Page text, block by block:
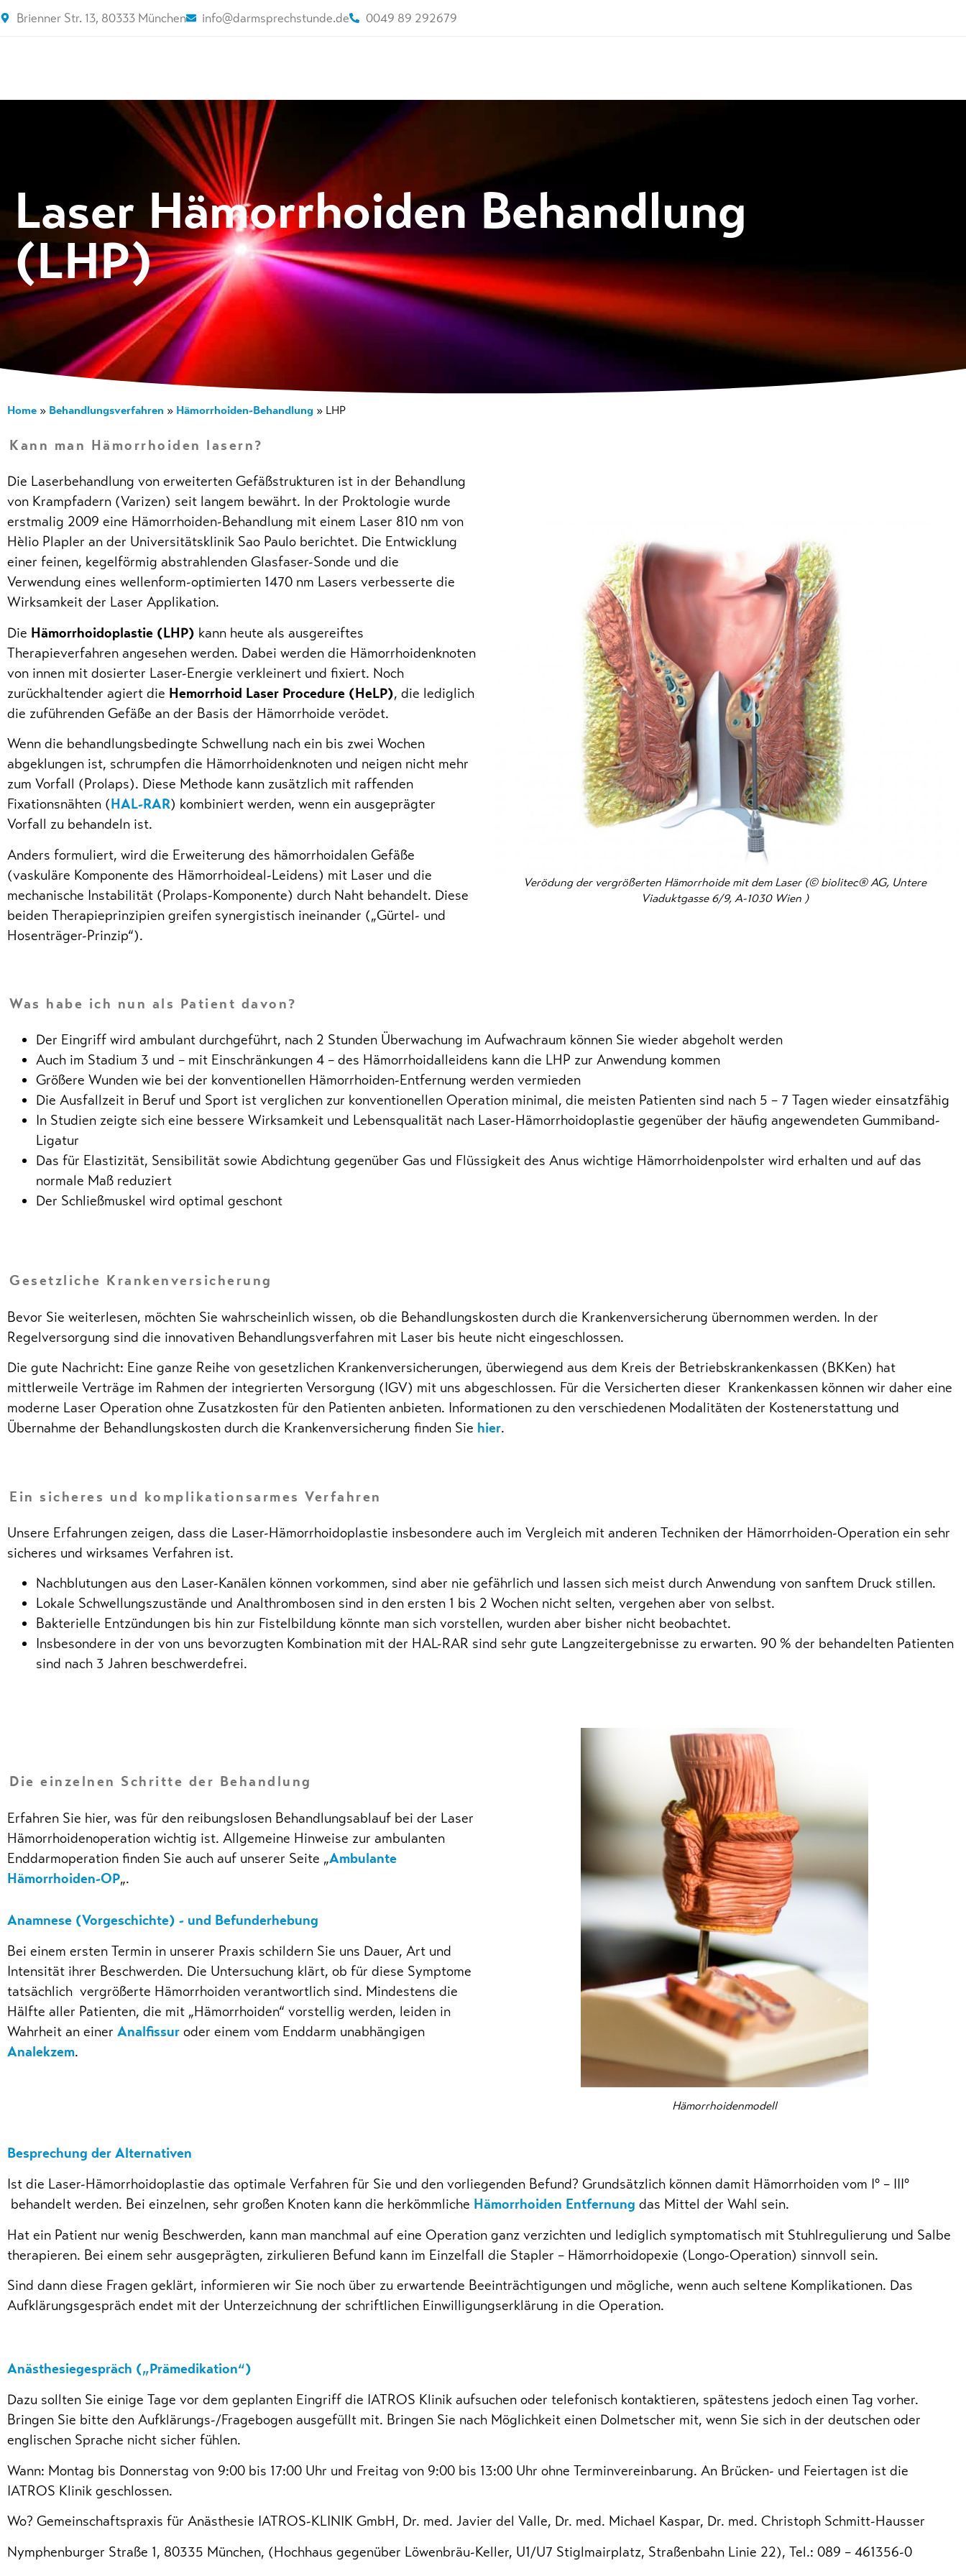
Brienner Str. 13, 80333 München info@darmsprechstunde.de 0049 89 292679
Laser Hämorrhoiden Behandlung
(LHP)
Home » Behandlungsverfahren » Hämorrhoiden-Behandlung » LHP
Kann man Hämorrhoiden lasern?
Die Laserbehandlung von erweiterten Gefäßstrukturen ist in der Behandlung
von Krampfadern (Varizen) seit langem bewährt. In der Proktologie wurde
erstmalig 2009 eine Hämorrhoiden-Behandlung mit einem Laser 810 nm von
Hèlio Plapler an der Universitätsklinik Sao Paulo berichtet. Die Entwicklung
einer feinen, kegelförmig abstrahlenden Glasfaser-Sonde und die
Verwendung eines wellenform-optimierten 1470 nm Lasers verbesserte die
Wirksamkeit der Laser Applikation.
Die Hämorrhoidoplastie (LHP) kann heute als ausgereiftes
Therapieverfahren angesehen werden. Dabei werden die Hämorrhoidenknoten
von innen mit dosierter Laser-Energie verkleinert und fixiert. Noch
zurückhaltender agiert die Hemorrhoid Laser Procedure (HeLP), die lediglich
die zuführenden Gefäße an der Basis der Hämorrhoide verödet.
Wenn die behandlungsbedingte Schwellung nach ein bis zwei Wochen
abgeklungen ist, schrumpfen die Hämorrhoidenknoten und neigen nicht mehr
zum Vorfall (Prolaps). Diese Methode kann zusätzlich mit raffenden
Fixationsnähten (HAL-RAR) kombiniert werden, wenn ein ausgeprägter
Vorfall zu behandeln ist.
Anders formuliert, wird die Erweiterung des hämorrhoidalen Gefäße
(vaskuläre Komponente des Hämorrhoideal-Leidens) mit Laser und die
mechanische Instabilität (Prolaps-Komponente) durch Naht behandelt. Diese
beiden Therapieprinzipien greifen synergistisch ineinander („Gürtel- und
Hosenträger-Prinzip“).
Verödung der vergrößerten Hämorrhoide mit dem Laser (© biolitec® AG, Untere
Viaduktgasse 6/9, A-1030 Wien )
Was habe ich nun als Patient davon?
Der Eingriff wird ambulant durchgeführt, nach 2 Stunden Überwachung im Aufwachraum können Sie wieder abgeholt werden
Auch im Stadium 3 und – mit Einschränkungen 4 – des Hämorrhoidalleidens kann die LHP zur Anwendung kommen
Größere Wunden wie bei der konventionellen Hämorrhoiden-Entfernung werden vermieden
Die Ausfallzeit in Beruf und Sport ist verglichen zur konventionellen Operation minimal, die meisten Patienten sind nach 5 – 7 Tagen wieder einsatzfähig
In Studien zeigte sich eine bessere Wirksamkeit und Lebensqualität nach Laser-Hämorrhoidoplastie gegenüber der häufig angewendeten Gummiband-
Ligatur
Das für Elastizität, Sensibilität sowie Abdichtung gegenüber Gas und Flüssigkeit des Anus wichtige Hämorrhoidenpolster wird erhalten und auf das
normale Maß reduziert
Der Schließmuskel wird optimal geschont
Gesetzliche Krankenversicherung
Bevor Sie weiterlesen, möchten Sie wahrscheinlich wissen, ob die Behandlungskosten durch die Krankenversicherung übernommen werden. In der
Regelversorgung sind die innovativen Behandlungsverfahren mit Laser bis heute nicht eingeschlossen.
Die gute Nachricht: Eine ganze Reihe von gesetzlichen Krankenversicherungen, überwiegend aus dem Kreis der Betriebskrankenkassen (BKKen) hat
mittlerweile Verträge im Rahmen der integrierten Versorgung (IGV) mit uns abgeschlossen. Für die Versicherten dieser Krankenkassen können wir daher eine
moderne Laser Operation ohne Zusatzkosten für den Patienten anbieten. Informationen zu den verschiedenen Modalitäten der Kostenerstattung und
Übernahme der Behandlungskosten durch die Krankenversicherung finden Sie hier.
Ein sicheres und komplikationsarmes Verfahren
Unsere Erfahrungen zeigen, dass die Laser-Hämorrhoidoplastie insbesondere auch im Vergleich mit anderen Techniken der Hämorrhoiden-Operation ein sehr
sicheres und wirksames Verfahren ist.
Nachblutungen aus den Laser-Kanälen können vorkommen, sind aber nie gefährlich und lassen sich meist durch Anwendung von sanftem Druck stillen.
Lokale Schwellungszustände und Analthrombosen sind in den ersten 1 bis 2 Wochen nicht selten, vergehen aber von selbst.
Bakterielle Entzündungen bis hin zur Fistelbildung könnte man sich vorstellen, wurden aber bisher nicht beobachtet.
Insbesondere in der von uns bevorzugten Kombination mit der HAL-RAR sind sehr gute Langzeitergebnisse zu erwarten. 90 % der behandelten Patienten
sind nach 3 Jahren beschwerdefrei.
Die einzelnen Schritte der Behandlung
Erfahren Sie hier, was für den reibungslosen Behandlungsablauf bei der Laser
Hämorrhoidenoperation wichtig ist. Allgemeine Hinweise zur ambulanten
Enddarmoperation finden Sie auch auf unserer Seite „Ambulante
Hämorrhoiden-OP„.
Anamnese (Vorgeschichte) - und Befunderhebung
Bei einem ersten Termin in unserer Praxis schildern Sie uns Dauer, Art und
Intensität ihrer Beschwerden. Die Untersuchung klärt, ob für diese Symptome
tatsächlich vergrößerte Hämorrhoiden verantwortlich sind. Mindestens die
Hälfte aller Patienten, die mit „Hämorrhoiden“ vorstellig werden, leiden in
Wahrheit an einer Analfissur oder einem vom Enddarm unabhängigen
Analekzem.
Hämorrhoidenmodell
Besprechung der Alternativen
Ist die Laser-Hämorrhoidoplastie das optimale Verfahren für Sie und den vorliegenden Befund? Grundsätzlich können damit Hämorrhoiden vom I° – III°
behandelt werden. Bei einzelnen, sehr großen Knoten kann die herkömmliche Hämorrhoiden Entfernung das Mittel der Wahl sein.
Hat ein Patient nur wenig Beschwerden, kann man manchmal auf eine Operation ganz verzichten und lediglich symptomatisch mit Stuhlregulierung und Salbe
therapieren. Bei einem sehr ausgeprägten, zirkulieren Befund kann im Einzelfall die Stapler – Hämorrhoidopexie (Longo-Operation) sinnvoll sein.
Sind dann diese Fragen geklärt, informieren wir Sie noch über zu erwartende Beeinträchtigungen und mögliche, wenn auch seltene Komplikationen. Das
Aufklärungsgespräch endet mit der Unterzeichnung der schriftlichen Einwilligungserklärung in die Operation.
Anästhesiegespräch („Prämedikation“)
Dazu sollten Sie einige Tage vor dem geplanten Eingriff die IATROS Klinik aufsuchen oder telefonisch kontaktieren, spätestens jedoch einen Tag vorher.
Bringen Sie bitte den Aufklärungs-/Fragebogen ausgefüllt mit. Bringen Sie nach Möglichkeit einen Dolmetscher mit, wenn Sie sich in der deutschen oder
englischen Sprache nicht sicher fühlen.
Wann: Montag bis Donnerstag von 9:00 bis 17:00 Uhr und Freitag von 9:00 bis 13:00 Uhr ohne Terminvereinbarung. An Brücken- und Feiertagen ist die
IATROS Klinik geschlossen.
Wo? Gemeinschaftspraxis für Anästhesie IATROS-KLINIK GmbH, Dr. med. Javier del Valle, Dr. med. Michael Kaspar, Dr. med. Christoph Schmitt-Hausser
Nymphenburger Straße 1, 80335 München, (Hochhaus gegenüber Löwenbräu-Keller, U1/U7 Stiglmairplatz, Straßenbahn Linie 22), Tel.: 089 – 461356-0